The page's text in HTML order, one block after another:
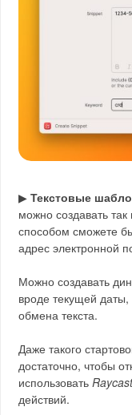
▶Текстовые
можно создавать
способом сможете
адрес электронной
Можно создавать
вроде текущей
обмена текста.
Даже такого
достаточно, чтобы
использовать
действий.